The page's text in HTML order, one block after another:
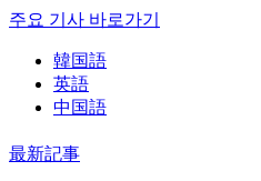
주요 기사 바로가기
韓国語
英語
中国語
最新記事